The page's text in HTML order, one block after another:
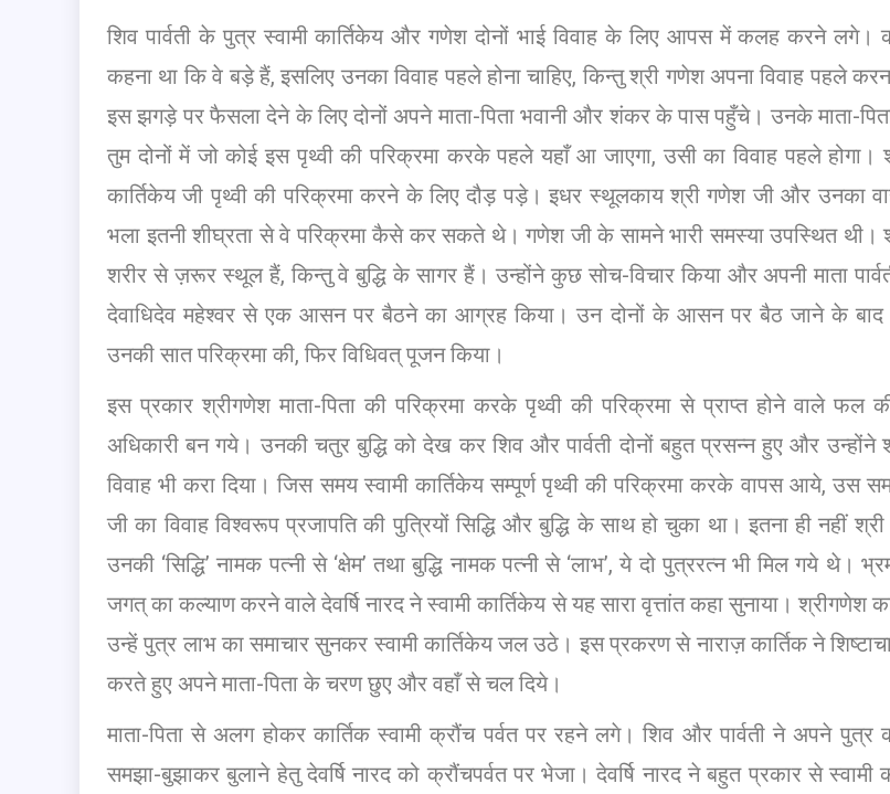
शिव पार्वती के पुत्र स्वामी कार्तिकेय और गणेश दोनों भाई विवाह के लिए आपस में कलह करने लगे।
कहना था कि वे बड़े हैं, इसलिए उनका विवाह पहले होना चाहिए, किन्तु श्री गणेश अपना विवाह पहले
इस झगड़े पर फैसला देने के लिए दोनों अपने माता-पिता भवानी और शंकर के पास पहुँचे। उनके माता-
तुम दोनों में जो कोई इस पृथ्वी की परिक्रमा करके पहले यहाँ आ जाएगा, उसी का विवाह पहले होगा।
कार्तिकेय जी पृथ्वी की परिक्रमा करने के लिए दौड़ पड़े। इधर स्थूलकाय श्री गणेश जी और उनका
भला इतनी शीघ्रता से वे परिक्रमा कैसे कर सकते थे। गणेश जी के सामने भारी समस्या उपस्थित थी।
शरीर से ज़रूर स्थूल हैं, किन्तु वे बुद्धि के सागर हैं। उन्होंने कुछ सोच-विचार किया और अपनी माता
देवाधिदेव महेश्वर से एक आसन पर बैठने का आग्रह किया। उन दोनों के आसन पर बैठ जाने के बाद
उनकी सात परिक्रमा की, फिर विधिवत् पूजन किया।
इस प्रकार श्रीगणेश माता-पिता की परिक्रमा करके पृथ्वी की परिक्रमा से प्राप्त होने वाले फल
अधिकारी बन गये। उनकी चतुर बुद्धि को देख कर शिव और पार्वती दोनों बहुत प्रसन्न हुए और उन्होंने
विवाह भी करा दिया। जिस समय स्वामी कार्तिकेय सम्पूर्ण पृथ्वी की परिक्रमा करके वापस आये, उस
जी का विवाह विश्वरूप प्रजापति की पुत्रियों सिद्धि और बुद्धि के साथ हो चुका था। इतना ही नहीं
उनकी ‘सिद्धि’ नामक पत्नी से ‘क्षेम’ तथा बुद्धि नामक पत्नी से ‘लाभ’, ये दो पुत्ररत्न भी मिल गये थे।
जगत् का कल्याण करने वाले देवर्षि नारद ने स्वामी कार्तिकेय से यह सारा वृत्तांत कहा सुनाया। श्रीगणेश
उन्हें पुत्र लाभ का समाचार सुनकर स्वामी कार्तिकेय जल उठे। इस प्रकरण से नाराज़ कार्तिक ने
करते हुए अपने माता-पिता के चरण छुए और वहाँ से चल दिये।
माता-पिता से अलग होकर कार्तिक स्वामी क्रौंच पर्वत पर रहने लगे। शिव और पार्वती ने अपने पुत्र
समझा-बुझाकर बुलाने हेतु देवर्षि नारद को क्रौंचपर्वत पर भेजा। देवर्षि नारद ने बहुत प्रकार से स्वामी